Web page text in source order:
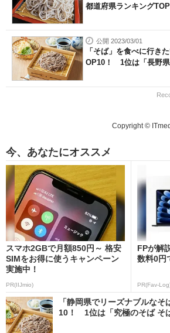
都道府県ランキング
公開 2023/03/01
「そば」を食べに行き
OP10！ 1位は「長野
Copyright ©
今、あなたにオススメ
スマホ2GBで月額850円～ 格安
SIMをお得に使うキャンペーン
実施中！
PR(IIJmio)
FPが解
数料0円
PR(Fav-
「静岡県でリーズナブルな
10！ 1位は「究極のそば そ